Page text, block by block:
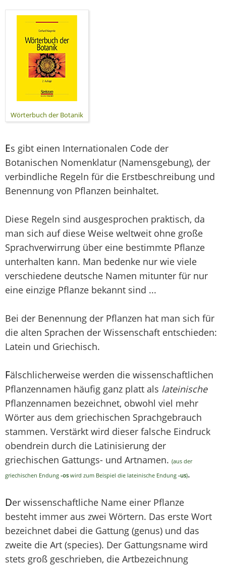
Wörterbuch der Botanik
Es gibt einen Internationalen Code der
Botanischen Nomenklatur (Namensgebung), der
verbindliche Regeln für die Erstbeschreibung und
Benennung von Pflanzen beinhaltet.
Diese Regeln sind ausgesprochen praktisch, da
man sich auf diese Weise weltweit ohne große
Sprachverwirrung über eine bestimmte Pflanze
unterhalten kann. Man bedenke nur wie viele
verschiedene deutsche Namen mitunter für nur
eine einzige Pflanze bekannt sind ...
Bei der Benennung der Pflanzen hat man sich für
die alten Sprachen der Wissenschaft entschieden:
Latein und Griechisch.
Fälschlicherweise werden die wissenschaftlichen
Pflanzennamen häufig ganz platt als lateinische
Pflanzennamen bezeichnet, obwohl viel mehr
Wörter aus dem griechischen Sprachgebrauch
stammen. Verstärkt wird dieser falsche Eindruck
obendrein durch die Latinisierung der
griechischen Gattungs- und Artnamen. (aus der
griechischen Endung -os wird zum Beispiel die lateinische Endung -us).
Der wissenschaftliche Name einer Pflanze
besteht immer aus zwei Wörtern. Das erste Wort
bezeichnet dabei die Gattung (genus) und das
zweite die Art (species). Der Gattungsname wird
stets groß geschrieben, die Artbezeichnung